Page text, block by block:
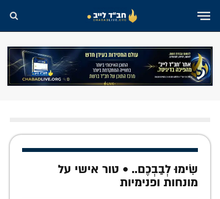
שִׂימוּ לְבַבְכֶם.. • טור אישי על
מונחות ופנימיות